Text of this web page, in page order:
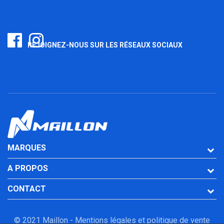
REJOIGNEZ-NOUS SUR LES RÉSEAUX SOCIAUX
MARQUES
A PROPOS
CONTACT
© 2021 Maillon - Mentions légales et politique de vente